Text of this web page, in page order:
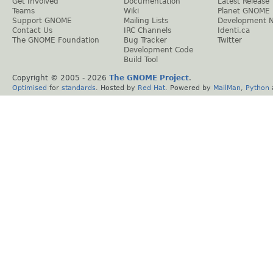
Teams
Support GNOME
Contact Us
The GNOME Foundation
Wiki
Mailing Lists
IRC Channels
Bug Tracker
Development Code
Build Tool
Planet GNOME
Development
Identi.ca
Twitter
Copyright © 2005 - 2026 The GNOME Project.
Optimised for standards . Hosted by Red Hat . Powered by MailMan Python